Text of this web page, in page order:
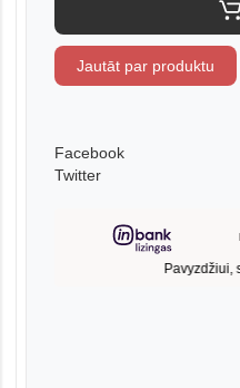
Jautāt par produktu
Facebook
Twitter